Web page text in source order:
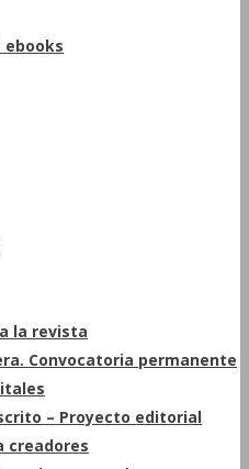
la revista
Convocatoria permanente
– Proyecto editorial
creadores